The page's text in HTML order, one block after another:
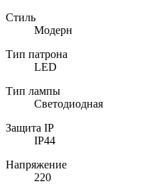
Стиль
Модерн
Тип патрона
LED
Тип лампы
Светодиодная
Защита IP
IP44
Напряжение
220